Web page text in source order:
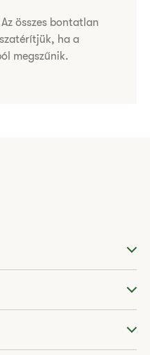
összes bontatlan
ha a
megszűnik.